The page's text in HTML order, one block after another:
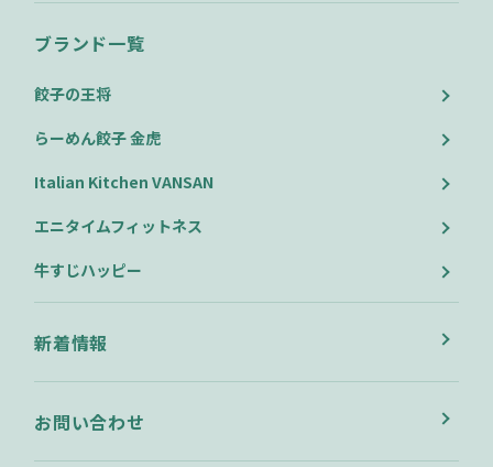
ブランド一覧
餃子の王将
らーめん餃子 金虎
Italian Kitchen VANSAN
エニタイムフィットネス
牛すじハッピー
新着情報
お問い合わせ